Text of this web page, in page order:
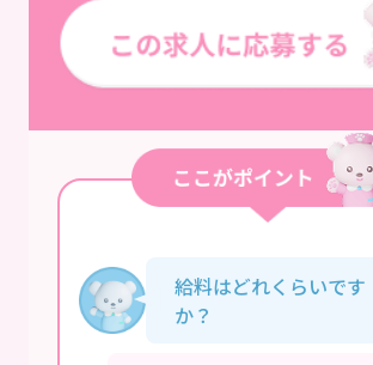
給料はどれくらいです
か？